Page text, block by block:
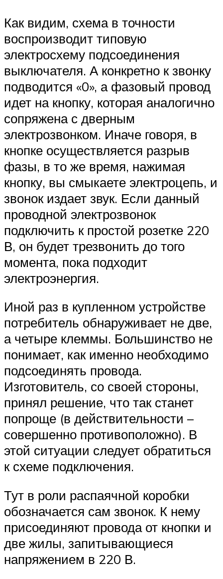
Как видим, схема в точности
воспроизводит типовую
электросхему подсоединения
выключателя. А конкретно к звонку
подводится «0», а фазовый провод
идет на кнопку, которая аналогично
сопряжена с дверным
электрозвонком. Иначе говоря, в
кнопке осуществляется разрыв
фазы, в то же время, нажимая
кнопку, вы смыкаете электроцепь, и
звонок издает звук. Если данный
проводной электрозвонок
подключить к простой розетке 220
В, он будет трезвонить до того
момента, пока подходит
электроэнергия.
Иной раз в купленном устройстве
потребитель обнаруживает не две,
а четыре клеммы. Большинство не
понимает, как именно необходимо
подсоединять провода.
Изготовитель, со своей стороны,
принял решение, что так станет
попроще (в действительности –
совершенно противоположно). В
этой ситуации следует обратиться
к схеме подключения.
Тут в роли распаячной коробки
обозначается сам звонок. К нему
присоединяют провода от кнопки и
две жилы, запитывающиеся
напряжением в 220 В.